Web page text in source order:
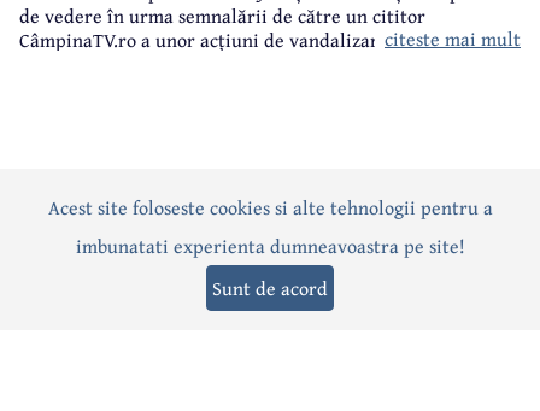
de vedere în urma semnalării de către un cititor
CâmpinaTV.ro a unor acțiuni de vandalizare a unorciteste mai mult
ActualitatePoliticăSocialEvenimentInterviuri
Editorial Sport Anunțuri
Acest site foloseste cookies si alte tehnologii pentru a
imbunatati experienta dumneavoastra pe site!
Sunt de acord